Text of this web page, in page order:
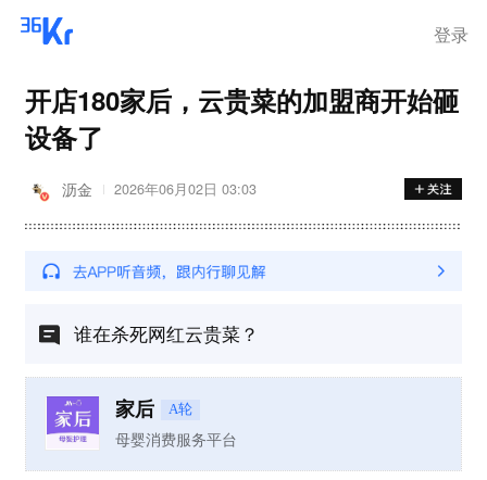
登录
开店180家后，云贵菜的加盟商开始砸
设备了
沥金 2026年06月02日 03:03
谁在杀死网红云贵菜？
家后 A轮
母婴消费服务平台